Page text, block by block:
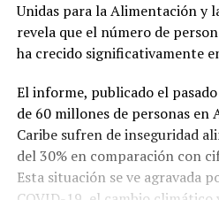
Unidas para la Alimentación y
revela que el número de
ha crecido significativamente
El informe, publicado el
de 60 millones de personas en
Caribe sufren de inseguridad
del 30% en comparación con
Esta situación se ve agravada